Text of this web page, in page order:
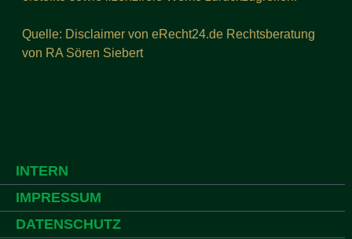
Quelle: Disclaimer von eRecht24.de Rechtsberatung
von RA Sören Siebert
INTERN
IMPRESSUM
DATENSCHUTZ